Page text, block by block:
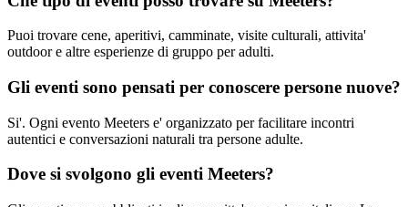
Puoi trovare cene, aperitivi, camminate, visite culturali, attivita'
outdoor e altre esperienze di gruppo per adulti.
Gli eventi sono pensati per conoscere persone nuove?
Si'. Ogni evento Meeters e' organizzato per facilitare incontri
autentici e conversazioni naturali tra persone adulte.
Dove si svolgono gli eventi Meeters?